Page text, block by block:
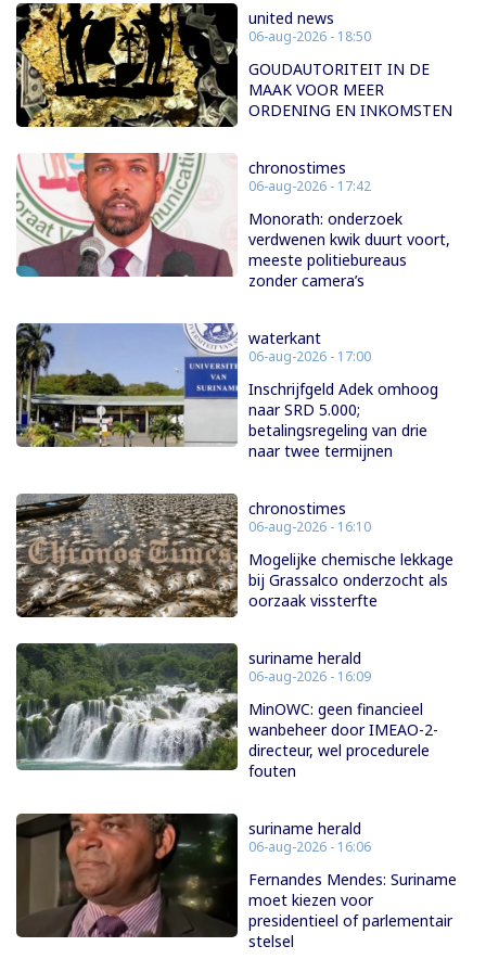
united news
06-aug-2026 - 18:50
GOUDAUTORITEIT IN DE
MAAK VOOR MEER
ORDENING EN INKOMSTEN
chronostimes
06-aug-2026 - 17:42
Monorath: onderzoek
verdwenen kwik duurt voort,
meeste politiebureaus
zonder camera’s
waterkant
06-aug-2026 - 17:00
Inschrijfgeld Adek omhoog
naar SRD 5.000;
betalingsregeling van drie
naar twee termijnen
chronostimes
06-aug-2026 - 16:10
Mogelijke chemische lekkage
bij Grassalco onderzocht als
oorzaak vissterfte
suriname herald
06-aug-2026 - 16:09
MinOWC: geen financieel
wanbeheer door IMEAO-2-
directeur, wel procedurele
fouten
suriname herald
06-aug-2026 - 16:06
Fernandes Mendes: Suriname
moet kiezen voor
presidentieel of parlementair
stelsel